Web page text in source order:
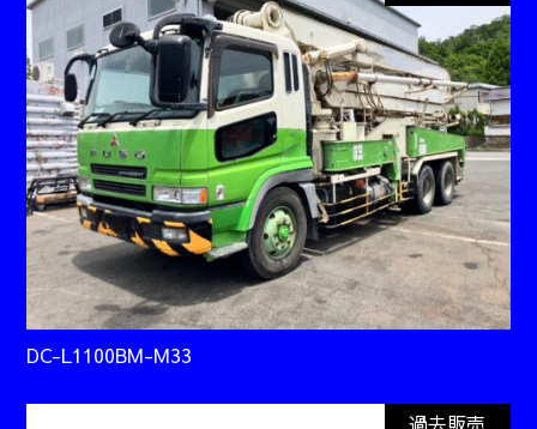
DC-L1100BM-M33
過去販売